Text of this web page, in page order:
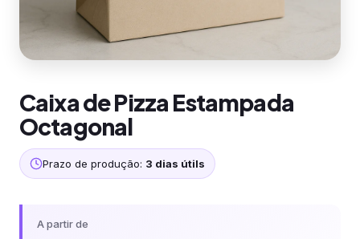
Caixa de Pizza Estampada
Octagonal
Prazo de produção: 3 dias útils
A partir de